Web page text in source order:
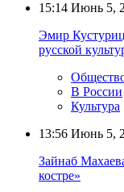
15:14 Июнь 5,
Эмир
русской
В России
Культура
13:56 Июнь 5,
Зайнаб
костре»